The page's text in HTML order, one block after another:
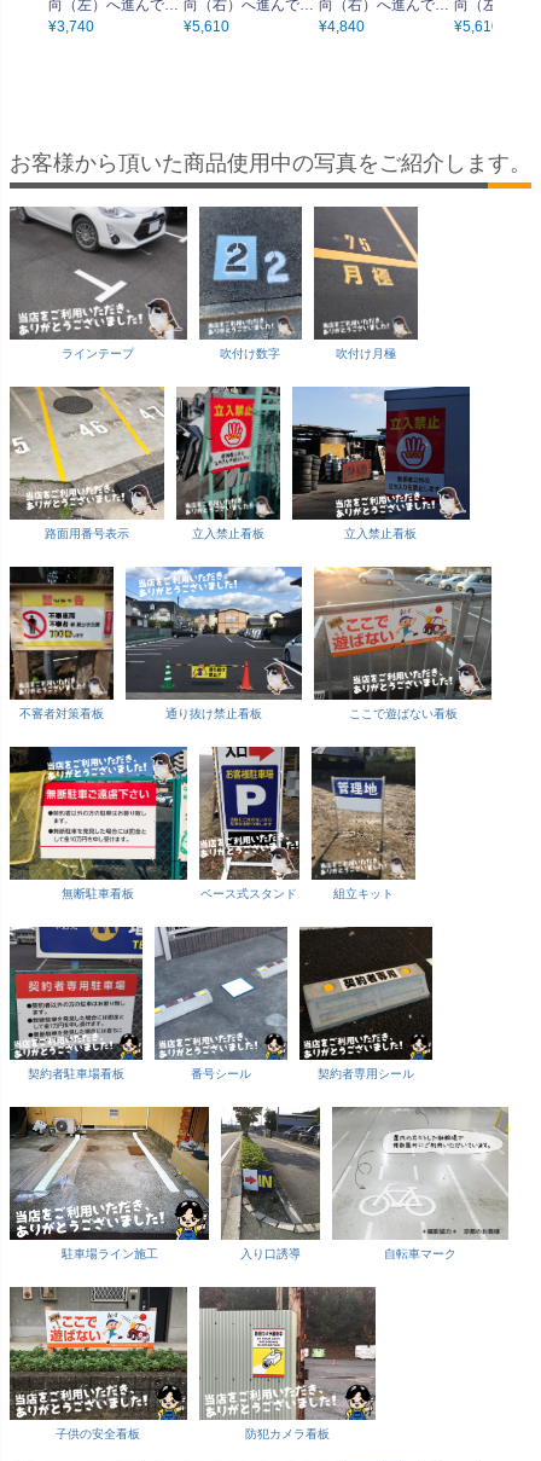
向（左）へ進んでく
ださい」 小サイズ(1
¥3,740
向（右）へ進んでく
ださい」 大サイズ(3
¥5,610
向（右）へ進んでく
ださい」 中サイズ(2
¥4,840
向（左）へ
ださい」 大
¥5,610
お客様から頂いた商品使用中の写真をご紹介します。
ラインテープ 吹付け数字 吹付け月極
路面用番号表示 立入禁止看板 立入禁止看板
不審者対策看板 通り抜け禁止看板 ここで遊ばない看板
無断駐車看板 ベース式スタンド 組立キット
契約者駐車場看板 番号シール 契約者専用シール
駐車場ライン施工 入り口誘導 自転車マーク
子供の安全看板 防犯カメラ看板